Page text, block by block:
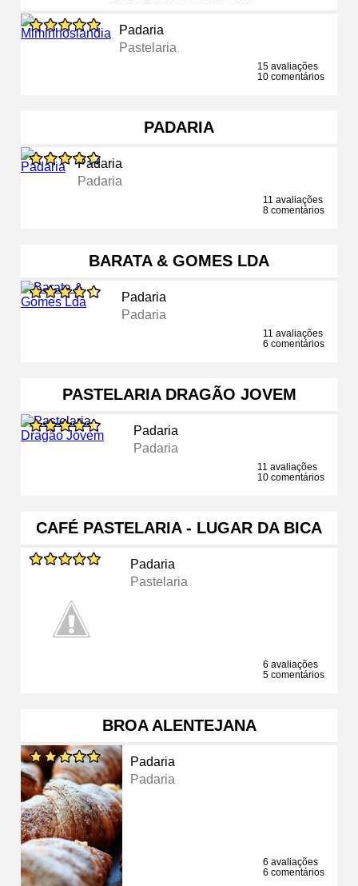
Padaria
Pastelaria
15 avaliações
10 comentários
PADARIA
Padaria
Padaria
11 avaliações
8 comentários
BARATA & GOMES LDA
Padaria
Padaria
11 avaliações
6 comentários
PASTELARIA DRAGÃO JOVEM
Padaria
Padaria
11 avaliações
10 comentários
CAFÉ PASTELARIA - LUGAR DA BICA
Padaria
Pastelaria
6 avaliações
5 comentários
BROA ALENTEJANA
Padaria
Padaria
6 avaliações
6 comentários